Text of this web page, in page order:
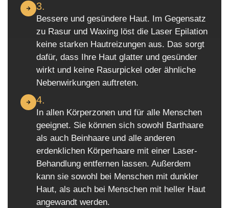
3.
Bessere und gesündere Haut. Im Gegensatz
zu Rasur und Waxing löst die Laser Epilation
keine starken Hautreizungen aus. Das sorgt
dafür, dass Ihre Haut glatter und gesünder
wirkt und keine Rasurpickel oder ähnliche
Nebenwirkungen auftreten.
4.
In allen Körperzonen und für alle Menschen
geeignet. Sie können sich sowohl Barthaare
als auch Beinhaare und alle anderen
erdenklichen Körperhaare mit einer Laser-
Behandlung entfernen lassen. Außerdem
kann sie sowohl bei Menschen mit dunkler
Haut, als auch bei Menschen mit heller Haut
angewandt werden.